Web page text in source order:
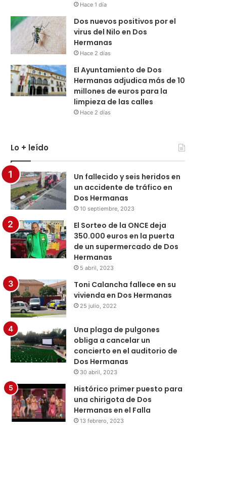
Hace 1 día
Dos nuevos positivos por el
virus del Nilo en Dos
Hermanas
Hace 2 días
El Ayuntamiento de Dos
Hermanas adjudica más de 10
millones de euros para la
limpieza de las calles
Hace 2 días
Lo + leído
Un fallecido y seis heridos en
un accidente de tráfico en
Dos Hermanas
10 septiembre, 2023
El Sorteo de la ONCE deja
350.000 euros en la puerta
de un supermercado de Dos
Hermanas
5 abril, 2023
Toni Calancha fallece en su
vivienda en Dos Hermanas
25 julio, 2022
Una plaga de pulgones
obliga a cancelar un
concierto en el auditorio de
Dos Hermanas
30 abril, 2023
Histórico primer puesto para
una chirigota de Dos
Hermanas en el Falla
13 febrero, 2023